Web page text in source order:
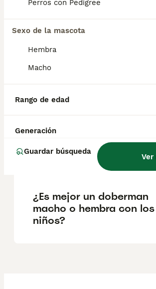
Perros con Pedigree
Sexo de la mascota
Hembra
Macho
Rango de edad
Generación
Guardar búsqueda
ubicación.
¿Es bueno tener un
dóberman en casa?
¿Cómo son los
¿Cuántos cachorros
los dobermans?
¿Es mejor un doberman
macho o hembra con los
niños?